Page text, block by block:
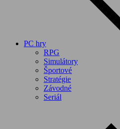
PC hry
RPG
Simulátory
Športové
Stratégie
Závodné
Seriál